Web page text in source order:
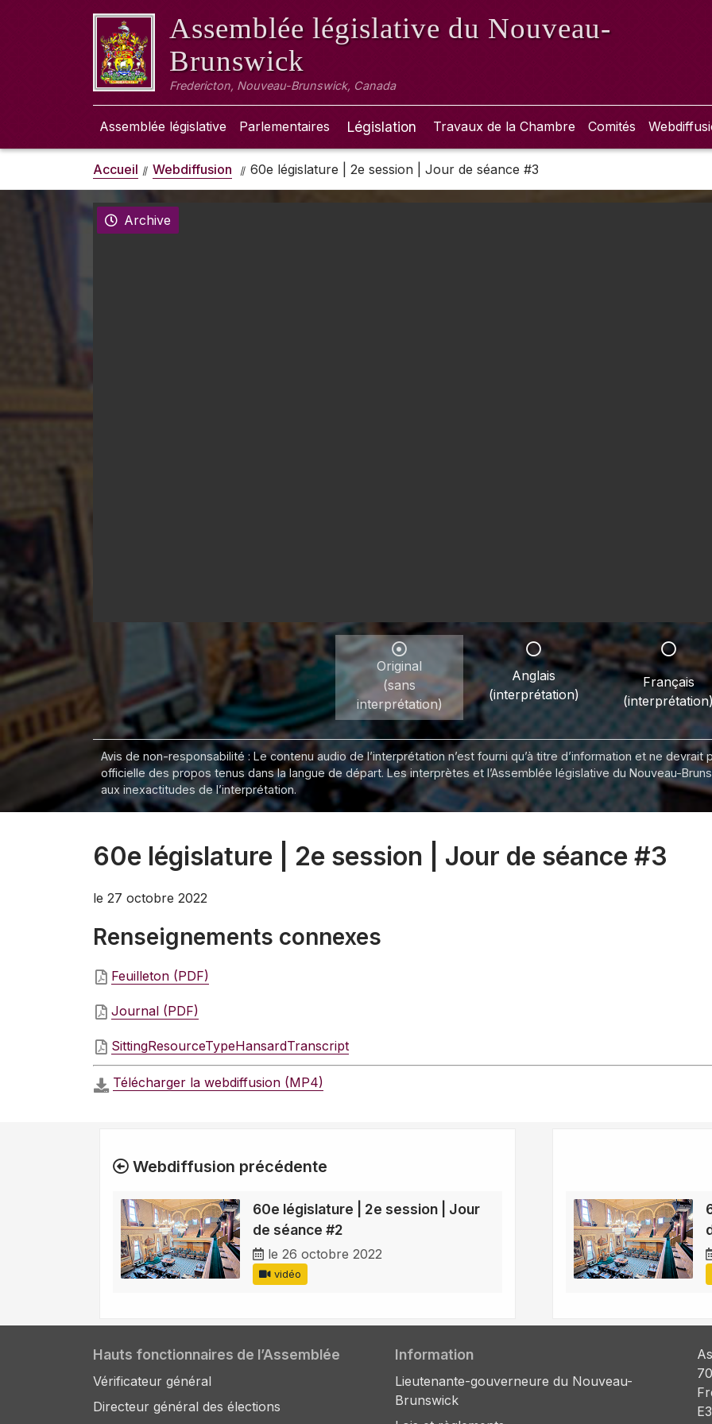
Assemblée législative du Nouveau-
Brunswick
Fredericton, Nouveau-Brunswick, Canada
Assemblée législative Parlementaires Législation Travaux de la Chambre Comités
Accueil Webdiffusion 60e législature | 2e session | Jour de séance #3
Archive
Original
(sans
interprétation)
Anglais
(interprétation)
Français
Avis de non-responsabilité : Le contenu audio de l’interprétation n’est fourni qu’à titre d’information et ne
officielle des propos tenus dans la langue de départ. Les interprètes et l’Assemblée législative du Nouveau-
aux inexactitudes de l’interprétation.
60e législature | 2e session | Jour de séance #3
le 27 octobre 2022
Renseignements connexes
Feuilleton (PDF)
Journal (PDF)
SittingResourceTypeHansardTranscript
Télécharger la webdiffusion (MP4)
Webdiffusion précédente
60e législature | 2e session | Jour
de séance #2
le 26 octobre 2022
vidéo
Hauts fonctionnaires de l’Assemblée
Vérificateur général
Directeur général des élections
Information
Lieutenante-gouverneure du Nouveau-
Brunswick